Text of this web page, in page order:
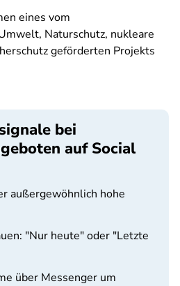
eines vom
Naturschutz, nukleare
geförderten Projekts
bei
auf Social
außergewöhnlich hohe
"Nur heute" oder "Letzte
über Messenger um